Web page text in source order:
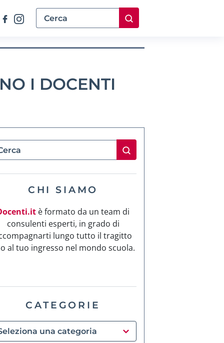
I DOCENTI
CHI SIAMO
è formato da un team di
consulenti esperti, in grado di
lungo tutto il tragitto
al tuo ingresso nel mondo scuola.
CATEGORIE